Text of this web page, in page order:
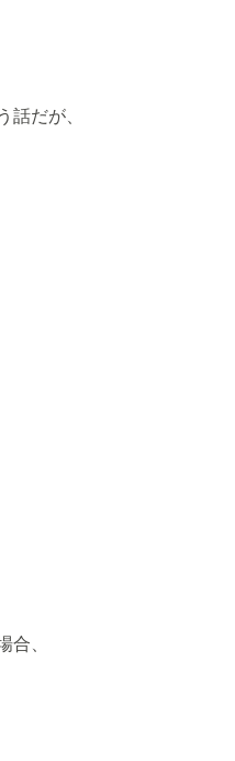
だが、
、